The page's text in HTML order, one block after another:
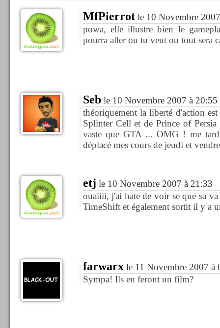
MfPierrotle 10 Novembre
powa, elle illustre bien le
pourra aller ou tu veut ou tout sera
Seble 10 Novembre 2007 à 20:55
théoriquement la liberté d'action
Splinter Cell et de Prince of
vaste que GTA ... OMG ! me
déplacé mes cours de jeudi et
etj le 10 Novembre 2007 à 21:33
ouaiiii, j'ai hate de voir se que sa
TimeShift et également sortit il y a
farwarxle 11 Novembre 2007 à
Sympa! Ils en feront un film?